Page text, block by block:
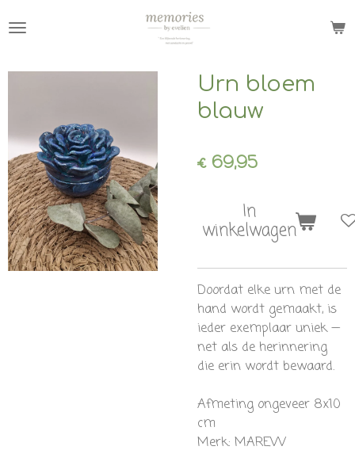
direct
de
Urn bloem
blauw
€ 69,95
In
winkelwagen
Doordat elke urn met de
hand wordt gemaakt, is
ieder exemplaar uniek —
net als de herinnering
die erin wordt bewaard.
Afmeting ongeveer 8x10
cm
Merk: MAREVV